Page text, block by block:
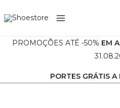
to
PROMOÇÕES ATÉ -50% EM
PORTES GRÁTIS
m